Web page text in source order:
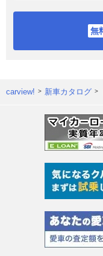
carview! 新車カタログ